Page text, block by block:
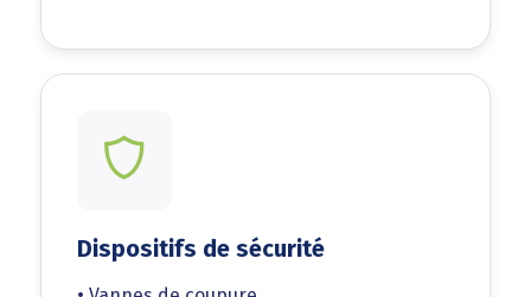
Dispositifs de sécurité